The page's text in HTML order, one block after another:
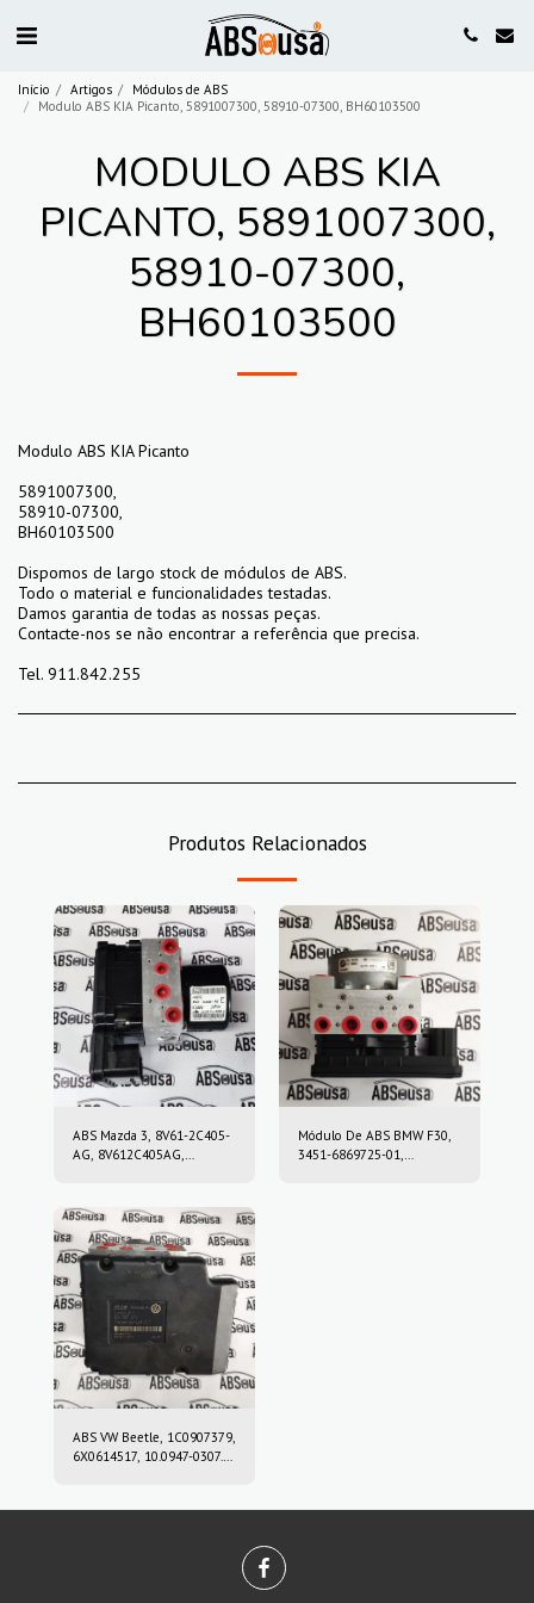
Início Artigos
Módulos de ABS
Modulo ABS KIA Picanto, 5891007300, 58910-07300, BH60103500
MODULO ABS KIA
PICANTO, 5891007300,
58910-07300,
BH60103500
Modulo ABS KIA Picanto
5891007300,
58910-07300,
BH60103500
Dispomos de largo stock de módulos de ABS.
Todo o material e funcionalidades testadas.
Damos garantia de todas as nossas peças.
Contacte-nos se não encontrar a referência que precisa.
Tel. 911.842.255
Produtos Relacionados
ABS Mazda 3, 8V61-2C405-
AG, 8V612C405AG,
10096101153
Módulo De ABS BMW F30,
3451-6869725-01,
ABS VW Beetle, 1C0907379,
6X0614517, 10.0947-0307.3,
10020402224